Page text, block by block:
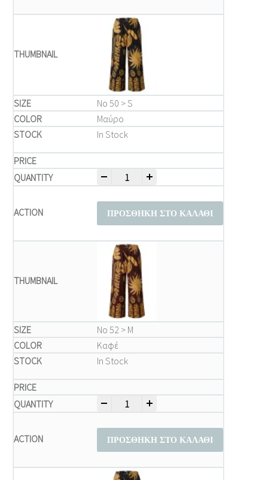
Νο 50 > S
Μαύρο
In Stock
Μπλούζα Παντελόνι Plus Size – Καφέ
ΠΡΟΣΘΉΚΗ ΣΤΟ ΚΑΛΆΘΙ
Νο 52 > M
Καφέ
In Stock
Μπλούζα Παντελόνι Plus Size – Καφέ
ΠΡΟΣΘΉΚΗ ΣΤΟ ΚΑΛΆΘΙ